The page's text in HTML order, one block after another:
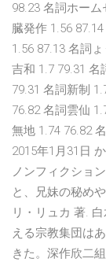
98.23 名詞ホー
臓発作 1.56
1.56 87.13 名詞
吉和 1.7 79.31 名
79.31 名詞新制
76.82 名詞雲仙
無地 1.74 76.82
2015年1月31日
ノンフィクショ
と、兄妹の秘め
リ・リュカ 著.
える宗教集団は
きた。深作欣二